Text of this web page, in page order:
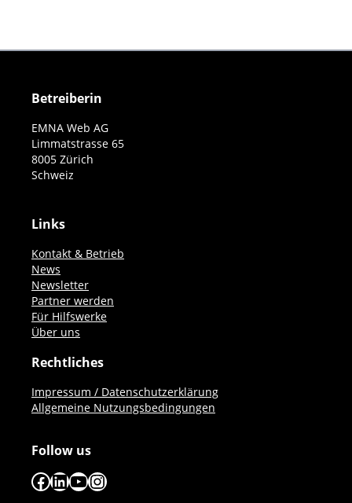
Betreiberin
EMNA Web AG
Limmatstrasse 65
8005 Zürich
Schweiz
Links
Kontakt & Betrieb
News
Newsletter
Partner werden
Für Hilfswerke
Über uns
Rechtliches
Impressum / Datenschutzerklärung
Allgemeine Nutzungsbedingungen
Follow us
Facebook
LinkedIn
YouTube
Instagram